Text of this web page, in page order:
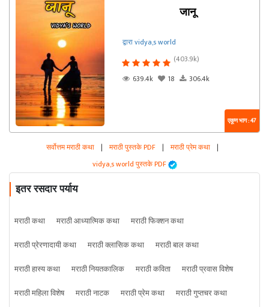
जानू
द्वारा vidya,s world
(403.9k)
639.4k
18 306.4k
एकूण भाग : 47
सर्वोत्तम मराठी कथा | मराठी पुस्तके PDF | मराठी प्रेम कथा |
vidya,s world पुस्तके PDF
इतर रसदार पर्याय
मराठी कथा मराठी आध्यात्मिक कथा
मराठी फिक्शन कथा
मराठी प्रेरणादायी कथा
मराठी क्लासिक कथा
मराठी बाल कथा
मराठी हास्य कथा
मराठी नियतकालिक मराठी कविता
मराठी प्रवास विशेष
मराठी महिला विशेष
मराठी नाटक मराठी प्रेम कथा मराठी गुप्तचर कथा